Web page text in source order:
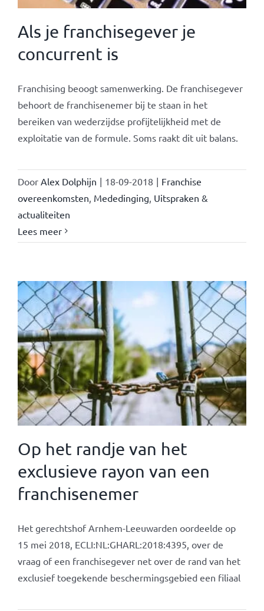
Als je franchisegever je
concurrent is
Franchising beoogt samenwerking. De franchisegever
behoort de franchisenemer bij te staan in het
bereiken van wederzijdse profijtelijkheid met de
exploitatie van de formule. Soms raakt dit uit balans.
Door Alex Dolphijn | 18-09-2018 | Franchise
overeenkomsten Mededinging Uitspraken &
actualiteiten
Lees meer
Op het randje van het
exclusieve rayon van een
franchisenemer
Het gerechtshof Arnhem-Leeuwarden oordeelde op
15 mei 2018, ECLI:NL:GHARL:2018:4395, over de
vraag of een franchisegever net over de rand van het
exclusief toegekende beschermingsgebied een filiaal